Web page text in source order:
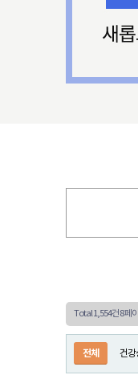
Total 1,554건8 페
전체 건강